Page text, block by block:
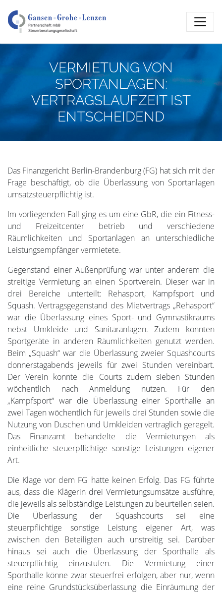
VERMIETUNG VON
SPORTANLAGEN:
VERTRAGSLAUFZEIT IST
ENTSCHEIDEND
Das Finanzgericht Berlin-Brandenburg (FG) hat sich mit der
Frage beschäftigt, ob die Überlassung von Sportanlagen
umsatzsteuerpflichtig ist.
Im vorliegenden Fall ging es um eine GbR, die ein Fitness-
und Freizeitcenter betrieb und verschiedene
Räumlichkeiten und Sportanlagen an unterschiedliche
Leistungsempfänger vermietete.
Gegenstand einer Außenprüfung war unter anderem die
streitige Vermietung an einen Sportverein. Dieser war in
drei Bereiche unterteilt: Rehasport, Kampfsport und
Squash. Vertragsgegenstand des Mietvertrags „Rehasport“
war die Überlassung eines Sport- und Gymnastikraums
nebst Umkleide und Sanitäranlagen. Zudem konnten
Sportgeräte in anderen Räumlichkeiten genutzt werden.
Beim „Squash“ war die Überlassung zweier Squashcourts
donnerstagabends jeweils für zwei Stunden vereinbart.
Der Verein konnte die Courts zudem sieben Stunden
wöchentlich nach Anmeldung nutzen. Für den
„Kampfsport“ war die Überlassung einer Sporthalle an
zwei Tagen wöchentlich für jeweils drei Stunden sowie die
Nutzung von Duschen und Umkleiden vertraglich geregelt.
Das Finanzamt behandelte die Vermietungen als
einheitliche steuerpflichtige sonstige Leistungen eigener
Art.
Die Klage vor dem FG hatte keinen Erfolg. Das FG führte
aus, dass die Klägerin drei Vermietungsumsätze ausführe,
die jeweils als selbständige Leistungen zu beurteilen seien.
Die Überlassung der Squashcourts sei eine
steuerpflichtige sonstige Leistung eigener Art, was
zwischen den Beteiligten auch unstreitig sei. Darüber
hinaus sei auch die Überlassung der Sporthalle als
steuerpflichtig einzustufen. Die Vermietung einer
Sporthalle könne zwar steuerfrei erfolgen, aber nur, wenn
eine reine Grundstücksüberlassung die Einräumung der